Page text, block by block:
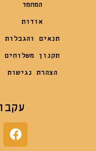
המחמד
אודות
תנאים והגבלות
תקנון משלוחים
הצהרת נגישות